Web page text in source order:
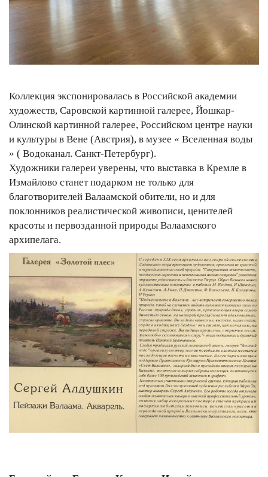
Коллекция экспонировалась в Российской академии
художеств, Саровской картинной галерее, Йошкар-
Олинской картинной галерее, Российском центре науки
и культуры в Вене (Австрия), в музее « Вселенная воды
» ( Водоканал. Санкт-Петербург).
Художники галереи уверены, что выставка в Кремле в
Измайлово станет подарком не только для
благотворителей Валаамской обители, но и для
поклонников реалистической живописи, ценителей
красоты и первозданной природы Валаамского
архипелага.